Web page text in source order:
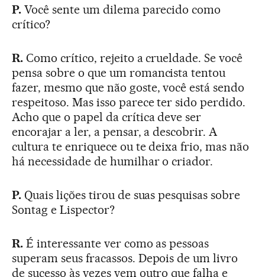
P.Você sente um dilema parecido como
crítico?
R.Como crítico, rejeito a crueldade. Se você
pensa sobre o que um romancista tentou
fazer, mesmo que não goste, você está sendo
respeitoso. Mas isso parece ter sido perdido.
Acho que o papel da crítica deve ser
encorajar a ler, a pensar, a descobrir. A
cultura te enriquece ou te deixa frio, mas não
há necessidade de humilhar o criador.
P.Quais lições tirou de suas pesquisas sobre
Sontag e Lispector?
R.É interessante ver como as pessoas
superam seus fracassos. Depois de um livro
de sucesso às vezes vem outro que falha e